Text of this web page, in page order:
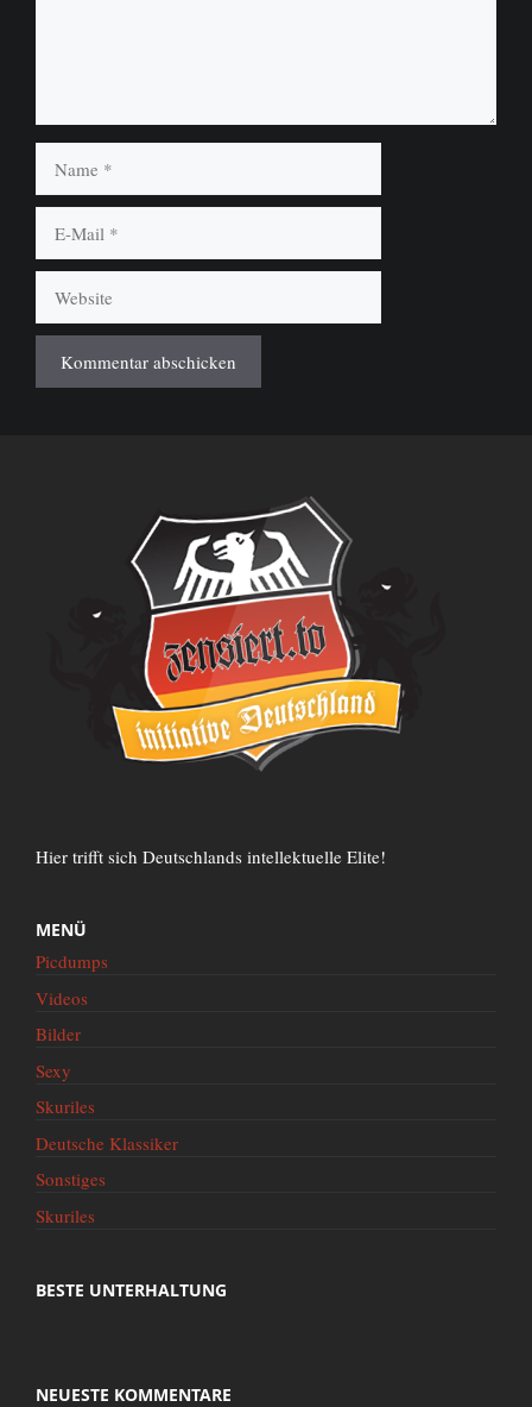
Mail
Hier trifft sich Deutschlands intellektuelle Elite!
MENÜ
Picdumps
Videos
Bilder
Sexy
Skuriles
Deutsche Klassiker
Sonstiges
Skuriles
BESTE UNTERHALTUNG
NEUESTE KOMMENTARE